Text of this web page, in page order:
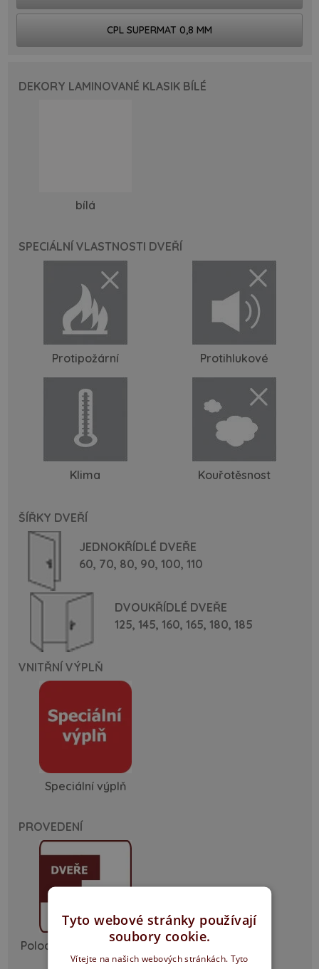
CPL SUPERMAT 0,8 MM
DEKORY LAMINOVANÉ KLASIK BÍLÉ
bílá
SPECIÁLNÍ VLASTNOSTI DVEŘÍ
Protipožární Protihlukové
Klima Kouřotěsnost
ŠÍŘKY DVEŘÍ
JEDNOKŘÍDLÉ DVEŘE
60, 70, 80, 90, 100, 110
DVOUKŘÍDLÉ DVEŘE
125, 145, 160, 165, 180, 185
VNITŘNÍ VÝPLŇ
Speciální výplň
PROVEDENÍ
Polodrážka ostrá hrana
Tyto webové stránky používají
soubory cookie.
Vítejte na našich webových stránkách. Tyto